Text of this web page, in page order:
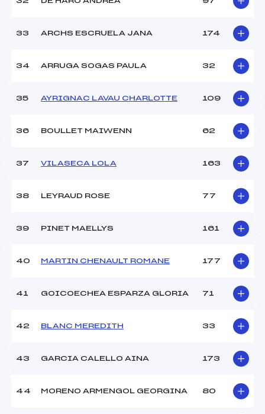
33 ARCHS ESCRUELA JANA 174
34 ARRUGA SOGAS PAULA 32
35 AYRIGNAC LAVAU CHARLOTTE 109
36 BOULLET MAIWENN 62
37 VILASECA LOLA 163
38 LEYRAUD ROSE 77
39 PINET MAELLYS 161
40 MARTIN CHENAULT ROMANE 177
41 GOICOECHEA ESPARZA GLORIA 71
42 BLANC MEREDITH 33
43 GARCIA CALELLO AINA 173
44 MORENO ARMENGOL GEORGINA 80